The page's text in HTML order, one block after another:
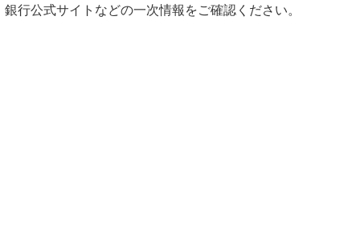
銀行公式サイトなどの一次情報をご確認ください。